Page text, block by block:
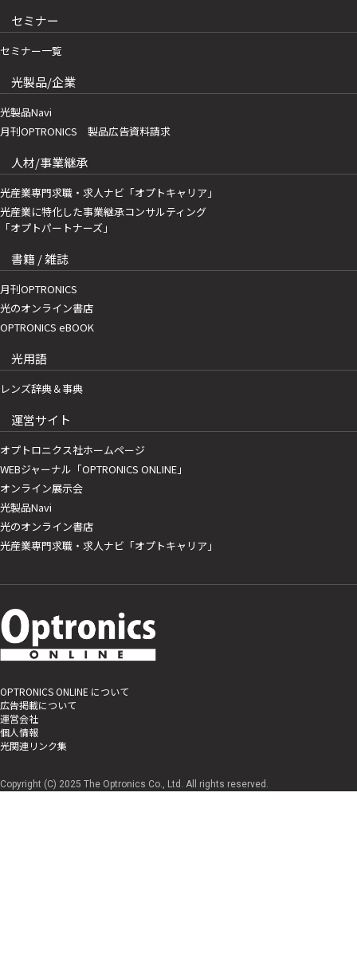
セミナー
セミナー一覧
光製品/企業
光製品Navi
月刊OPTRONICS 製品広告資料請求
人材/事業継承
光産業専門求職・求人ナビ「オプトキャリア」
光産業に特化した事業継承コンサルティング
「オプトパートナーズ」
書籍 / 雑誌
月刊OPTRONICS
光のオンライン書店
OPTRONICS eBOOK
光用語
レンズ辞典＆事典
運営サイト
オプトロニクス社ホームページ
WEBジャーナル「OPTRONICS ONLINE」
オンライン展示会
光製品Navi
光のオンライン書店
光産業専門求職・求人ナビ「オプトキャリア」
OPTRONICS ONLINE について
広告掲載について
運営会社
個人情報
光関連リンク集
Copyright (C) 2025 The Optronics Co., Ltd. All rights reserved.